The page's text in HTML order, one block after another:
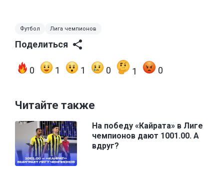
Футбол Лига чемпионов
Поделиться
0 1 1 0 1 0
Читайте также
На победу «Кайрата» в Лиге
чемпионов дают 1001.00. А
вдруг?